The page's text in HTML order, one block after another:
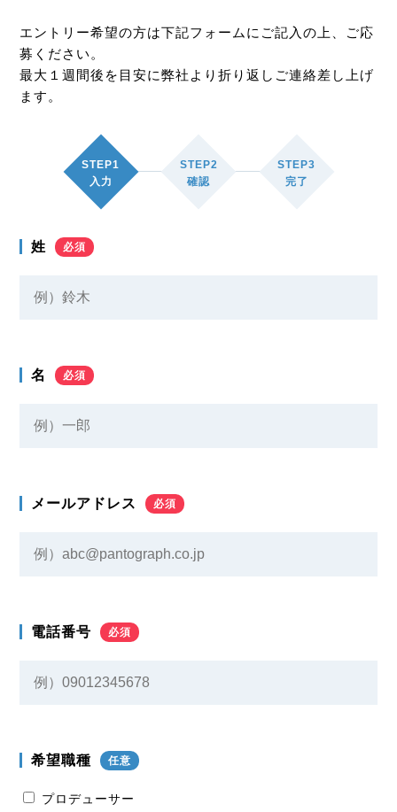
エントリー希望の方は下記フォームにご記入の上、ご応
募ください。
最大１週間後を目安に弊社より折り返しご連絡差し上げ
ます。
STEP1
入力
STEP2
確認
STEP3
完了
姓 必須
名 必須
メールアドレス 必須
電話番号 必須
希望職種 任意
プロデューサー